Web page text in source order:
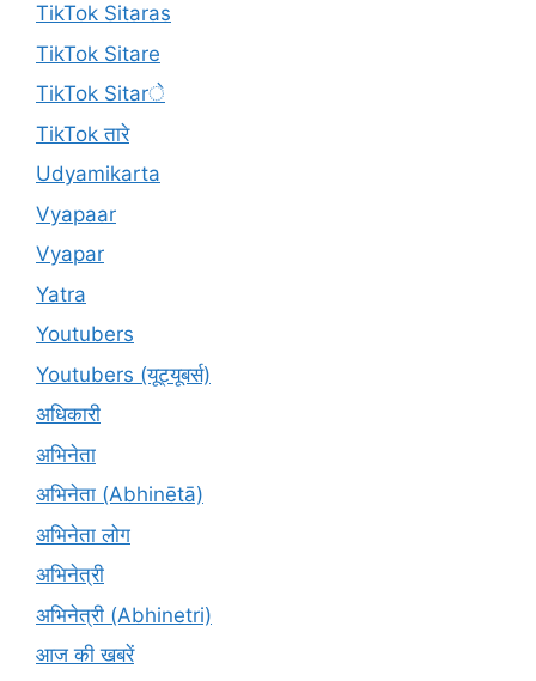
TikTok Sitaras
TikTok Sitare
TikTok Sitarे
TikTok तारे
Udyamikarta
Vyapaar
Vyapar
Yatra
Youtubers
Youtubers (यूट्यूबर्स)
अधिकारी
अभिनेता
अभिनेता (Abhinētā)
अभिनेता लोग
अभिनेत्री
अभिनेत्री (Abhinetri)
आज की खबरें